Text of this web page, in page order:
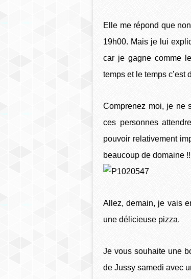
Elle me répond que
19h00. Mais je lui
car je gagne comme
temps et le temps c’est
Comprenez moi, je ne
ces personnes
pouvoir relativement
beaucoup de domaine !!
Allez, demain, je vais
une délicieuse pizza.
Je vous souhaite une
de Jussy samedi avec